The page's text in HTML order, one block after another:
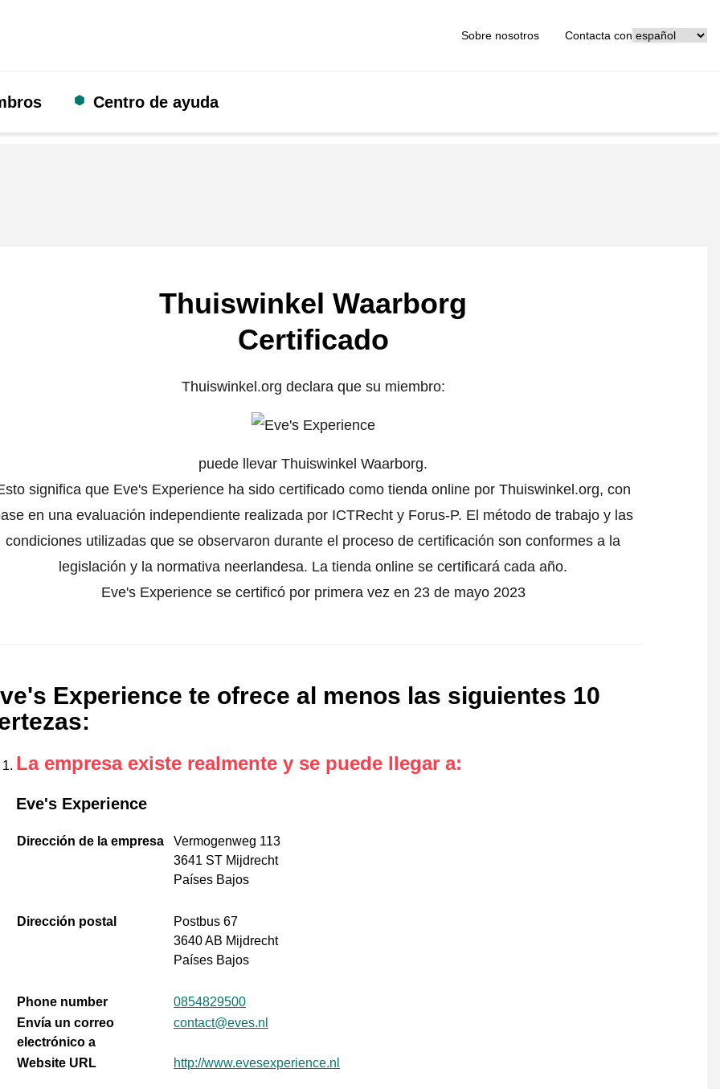
Sobre nosotros Contacta con
Centro de ayuda
Thuiswinkel Waarborg
Certificado
Thuiswinkel.org declara que su miembro:
puede llevar Thuiswinkel Waarborg.
significa que Eve's Experience ha sido certificado como tienda online por Thuiswinkel.org, con
en una evaluación independiente realizada por ICTRecht y Forus-P. El método de trabajo y las
condiciones utilizadas que se observaron durante el proceso de certificación son conformes a la
legislación y la normativa neerlandesa. La tienda online se certificará cada año.
Eve's Experience se certificó por primera vez en 23 de mayo 2023
Experience te ofrece al menos las siguientes 10
:
La empresa existe realmente y se puede llegar a:
Eve's Experience
Dirección de la empresa
Vermogenweg 113
3641 ST Mijdrecht
Países Bajos
Dirección postal
Postbus 67
3640 AB Mijdrecht
Países Bajos
Phone number
0854829500
Envía un correo
electrónico a
contact@eves.nl
Website URL http://www.evesexperience.nl